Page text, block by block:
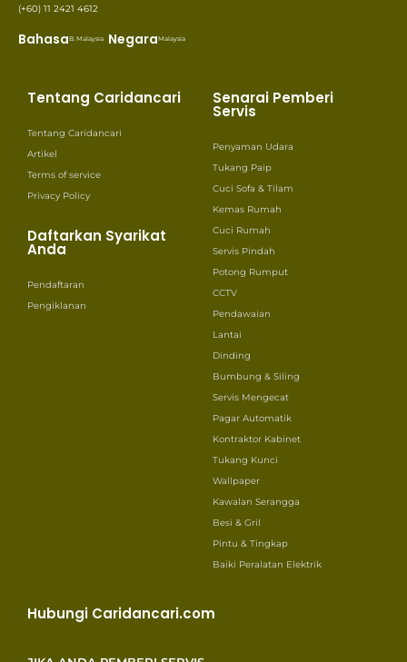
(+60) 11 2421 4612
BahasaB. Malaysia NegaraMalaysia
Tentang Caridancari
Tentang Caridancari
Artikel
Terms of service
Privacy Policy
Daftarkan Syarikat
Anda
Pendaftaran
Pengiklanan
Senarai Pemberi
Servis
Penyaman Udara
Tukang Paip
Cuci Sofa & Tilam
Kemas Rumah
Cuci Rumah
Servis Pindah
Potong Rumput
CCTV
Pendawaian
Lantai
Dinding
Bumbung & Siling
Servis Mengecat
Pagar Automatik
Kontraktor Kabinet
Tukang Kunci
Wallpaper
Kawalan Serangga
Besi & Gril
Pintu & Tingkap
Baiki Peralatan Elektrik
Hubungi Caridancari.com